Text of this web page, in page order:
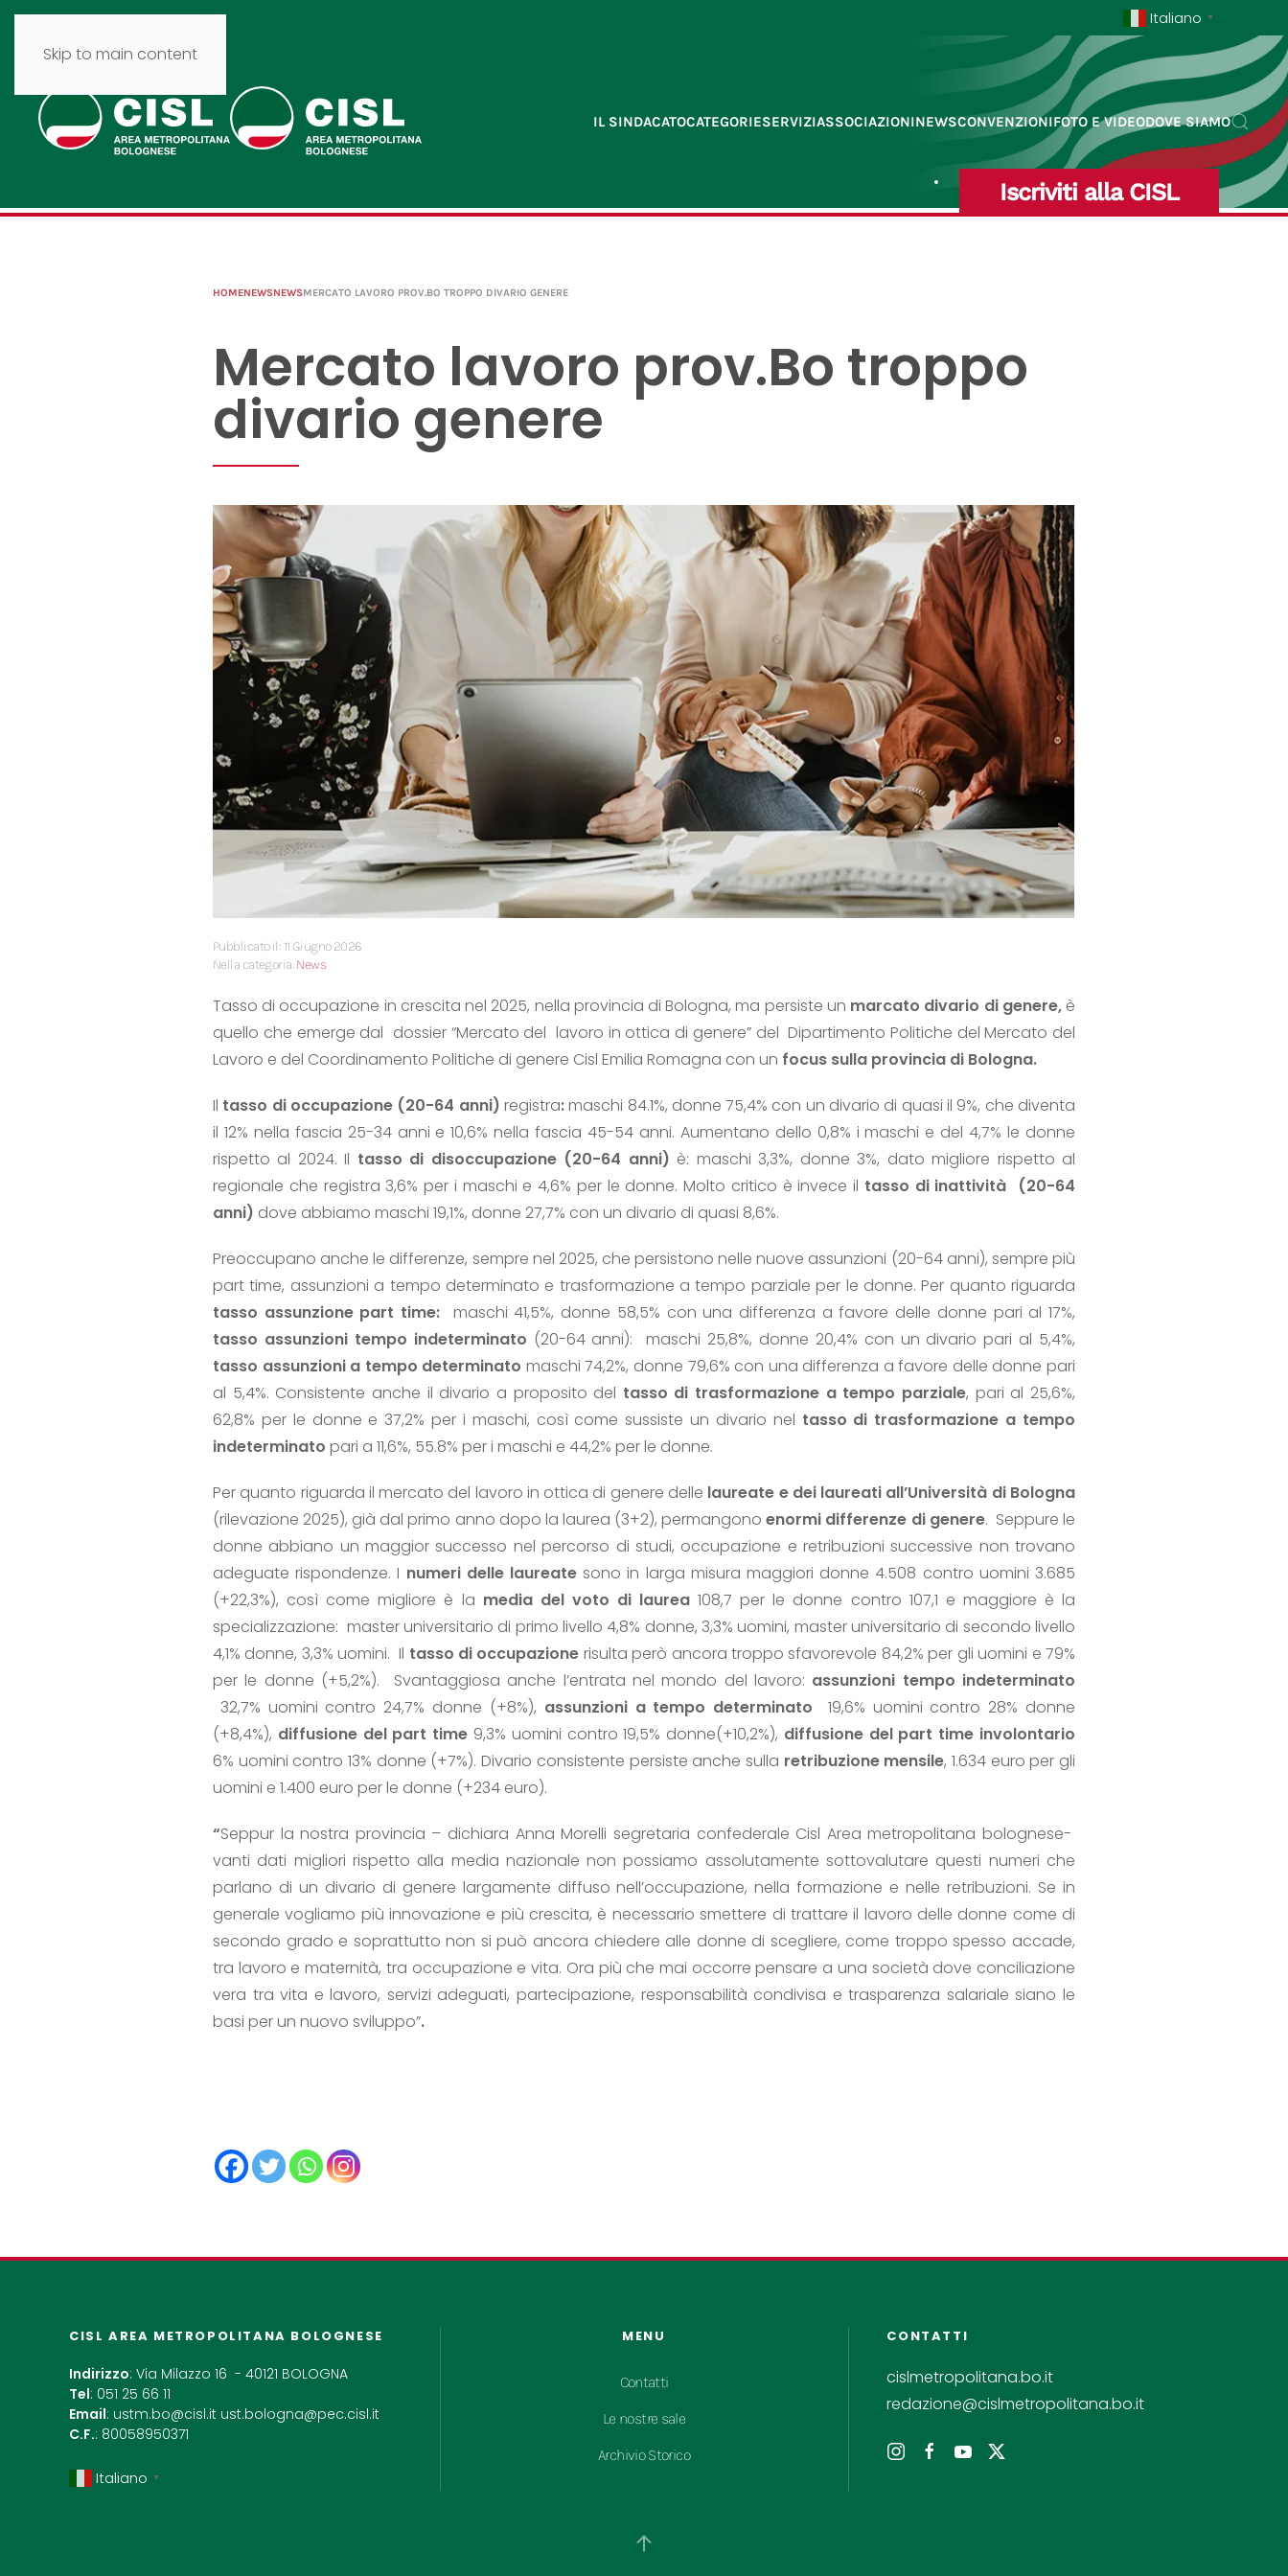
Skip to main content
Italiano ▼
IL SINDACATOCATEGORIESERVIZIASSOCIAZIONINEWSCONVENZIONIFOTO E VIDEODOVE SIAMO
Iscriviti alla CISL
HOMENEWSNEWSMERCATO LAVORO PROV.BO TROPPO DIVARIO GENERE
Mercato lavoro prov.Bo troppo
divario genere
Pubblicato il: 11 Giugno 2026
Nella categoria:News
Tasso di occupazione in crescita nel 2025, nella provincia di Bologna, ma persiste un marcato divario di genere, è
quello che emerge dal dossier “Mercato del lavoro in ottica di genere” del Dipartimento Politiche del Mercato del
Lavoro e del Coordinamento Politiche di genere Cisl Emilia Romagna con un focus sulla provincia di Bologna.
Il tasso di occupazione (20-64 anni) registra:maschi 84.1%, donne 75,4% con un divario di quasi il 9%, che diventa
il 12% nella fascia 25-34 anni e 10,6% nella fascia 45-54 anni. Aumentano dello 0,8% i maschi e del 4,7% le donne
rispetto al 2024. Il tasso di disoccupazione (20-64 anni) è: maschi 3,3%, donne 3%, dato migliore rispetto al
regionale che registra 3,6% per i maschi e 4,6% per le donne. Molto critico è invece il tasso di inattività (20-64
anni) dove abbiamo maschi 19,1%, donne 27,7% con un divario di quasi 8,6%.
Preoccupano anche le differenze, sempre nel 2025, che persistono nelle nuove assunzioni (20-64 anni), sempre più
part time, assunzioni a tempo determinato e trasformazione a tempo parziale per le donne. Per quanto riguarda
tasso assunzione part time: maschi 41,5%, donne 58,5% con una differenza a favore delle donne pari al 17%,
tasso assunzioni tempo indeterminato (20-64 anni): maschi 25,8%, donne 20,4% con un divario pari al 5,4%,
tasso assunzioni a tempo determinato maschi 74,2%, donne 79,6% con una differenza a favore delle donne pari
al 5,4%. Consistente anche il divario a proposito del tasso di trasformazione a tempo parziale, pari al 25,6%,
62,8% per le donne e 37,2% per i maschi, così come sussiste un divario nel tasso di trasformazione a tempo
indeterminato pari a 11,6%, 55.8% per i maschi e 44,2% per le donne.
Per quanto riguarda il mercato del lavoro in ottica di genere delle laureate e dei laureati all’Università di Bologna
(rilevazione 2025), già dal primo anno dopo la laurea (3+2), permangonoenormi differenze di genere. Seppure le
donne abbiano un maggior successo nel percorso di studi, occupazione e retribuzioni successive non trovano
adeguate rispondenze. I numeri delle laureate sono in larga misura maggiori donne 4.508 contro uomini 3.685
(+22,3%), così come migliore è la media del voto di laurea 108,7 per le donne contro 107,1 e maggiore è la
specializzazione: master universitario di primo livello 4,8% donne, 3,3% uomini, master universitario di secondo livello
4,1% donne, 3,3% uomini. Il tasso di occupazione risulta però ancora troppo sfavorevole 84,2% per gli uomini e 79%
per le donne (+5,2%). Svantaggiosa anche l’entrata nel mondo del lavoro: assunzioni tempo indeterminato
32,7% uomini contro 24,7% donne (+8%), assunzioni a tempo determinato 19,6% uomini contro 28% donne
(+8,4%), diffusione del part time 9,3% uomini contro 19,5% donne(+10,2%), diffusione del part time involontario
6% uomini contro 13% donne (+7%). Divario consistente persiste anche sulla retribuzione mensile, 1.634 euro per gli
uomini e 1.400 euro per le donne (+234 euro).
“Seppur la nostra provincia – dichiara Anna Morelli segretaria confederale Cisl Area metropolitana bolognese-
vanti dati migliori rispetto alla media nazionale non possiamo assolutamente sottovalutare questi numeri che
parlano di un divario di genere largamente diffuso nell’occupazione, nella formazione e nelle retribuzioni. Se in
generale vogliamo più innovazione e più crescita, è necessario smettere di trattare il lavoro delle donne come di
secondo grado e soprattutto non si può ancora chiedere alle donne di scegliere, come troppo spesso accade,
tra lavoro e maternità, tra occupazione e vita. Ora più che mai occorre pensare a una società dove conciliazione
vera tra vita e lavoro, servizi adeguati, partecipazione, responsabilità condivisa e trasparenza salariale siano le
basi per un nuovo sviluppo”.
CISL AREA METROPOLITANA BOLOGNESE
Indirizzo: Via Milazzo 16 - 40121 BOLOGNA
Tel: 051 25 66 11
Email: ustm.bo@cisl.it ust.bologna@pec.cisl.it
C.F.: 80058950371
Italiano ▼
MENU
Contatti
Le nostre sale
Archivio Storico
CONTATTI
cislmetropolitana.bo.it
redazione@cislmetropolitana.bo.it